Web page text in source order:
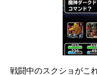
戦闘中のスクショがこ